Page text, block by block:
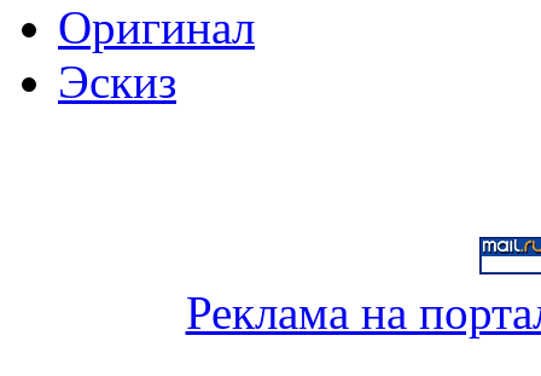
Оригинал
Эскиз
Реклама на